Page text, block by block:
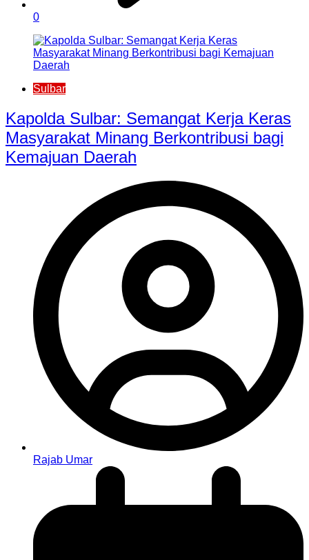
0
Sulbar
Kapolda Sulbar: Semangat Kerja Keras
Masyarakat Minang Berkontribusi bagi
Kemajuan Daerah
Rajab Umar